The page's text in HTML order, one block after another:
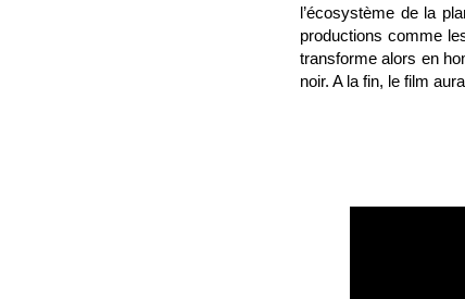
l’écosystème de la
productions comme
transforme alors en
noir. A la fin, le film